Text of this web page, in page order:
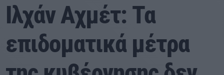
Αρχική
Εκπομπές
Ιλχάν Αχμέτ: Τα
επιδοματικά μέτρα